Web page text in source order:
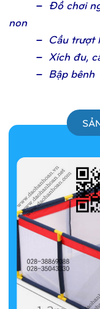
– Đồchơi
non
– Cầu trượt
– Xích đu,
– Bập bênh